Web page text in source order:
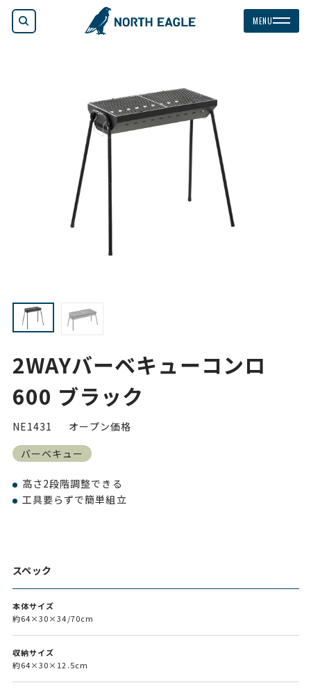
MENU検索
2WAYバーベキューコンロ
600 ブラック
NE1431
オープン価格
バーベキュー
高さ2段階調整できる
工具要らずで簡単組立
スペック
本体サイズ
約64×30×34/70cm
収納サイズ
約64×30×12.5cm